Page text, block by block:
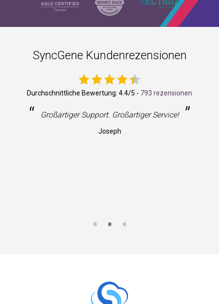
SyncGene Kundenrezensionen
Durchschnittliche Bewertung: 4.4/5 - 793 rezensionen
“ Großartiger Support. Großartiger Service! ”
Joseph